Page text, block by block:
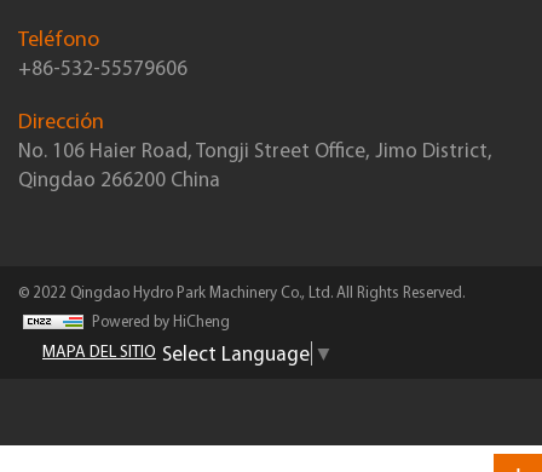
Teléfono
+86-532-55579606
Dirección
No. 106 Haier Road, Tongji Street Office, Jimo District,
Qingdao 266200 China
© 2022 Qingdao Hydro Park Machinery Co., Ltd. All Rights Reserved.
Powered by HiCheng
MAPA DEL SITIO Select Language ▼